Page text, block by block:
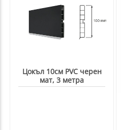
Цокъл 10см PVC черен
мат, 3 метра